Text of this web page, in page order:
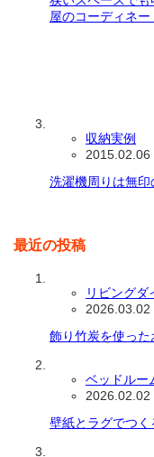
屋のコーディネー
収納実例
2015.02.06
洗濯機周りは無
最近の投稿
リビングダ
2026.03.02
飾り竹炭を使った
ベッドルー
2026.02.02
壁紙とラグでつ